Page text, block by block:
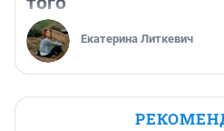
Екатерина Литкевич